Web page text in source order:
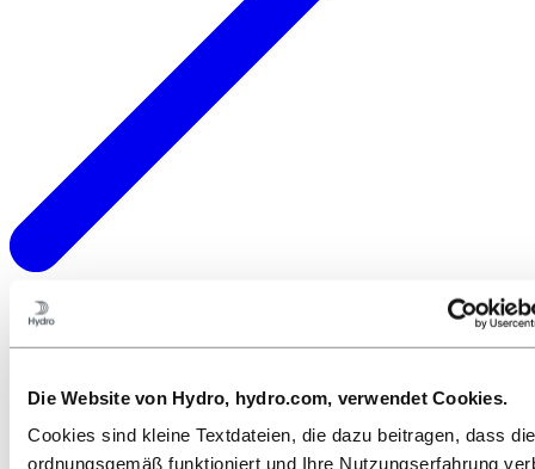
Die Website von Hydro, hydro.com, verwendet Cookies.
Cookies sind kleine Textdateien, die dazu beitragen, dass
ordnungsgemäß funktioniert und Ihre Nutzungserfahrung